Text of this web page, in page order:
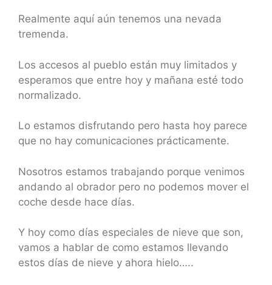
Realmente aquí aún tenemos una nevada
tremenda.
Los accesos al pueblo están muy limitados y
esperamos que entre hoy y mañana esté todo
normalizado.
Lo estamos disfrutando pero hasta hoy parece
que no hay comunicaciones prácticamente.
Nosotros estamos trabajando porque venimos
andando al obrador pero no podemos mover el
coche desde hace días.
Y hoy como días especiales de nieve que son,
vamos a hablar de como estamos llevando
estos días de nieve y ahora hielo…..